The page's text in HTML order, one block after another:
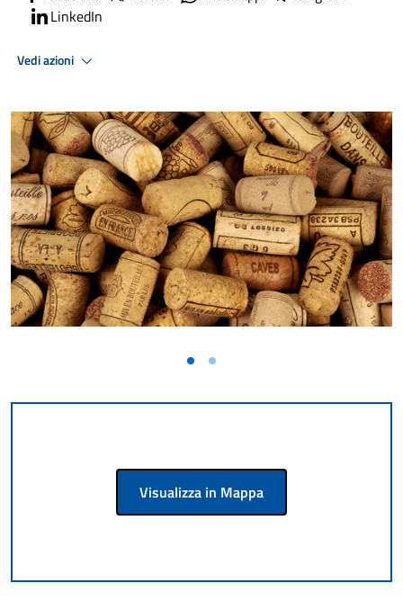
LinkedIn
Vedi azioni
Vai alla slide 1
Vai alla slide 2
Visualizza in Mappa